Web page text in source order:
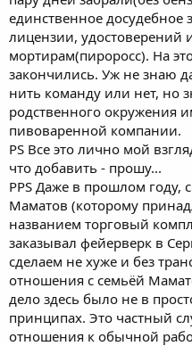
единственное досудебное
лицензии, удостоверений
мортирам(пироросс). На
закончились. Уж не знаю
нить команду или нет, но
родственного окружения
пивоваренной компании.
PS Все это лично мой
что добавить - прошу...
PPS Даже в прошлом году,
Маматов (которому
названием торговый
заказывал фейерверк в
сделаем не хуже и без
отношения с семьёй
дело здесь было не в
принципах. Это частный
отношения к обычной